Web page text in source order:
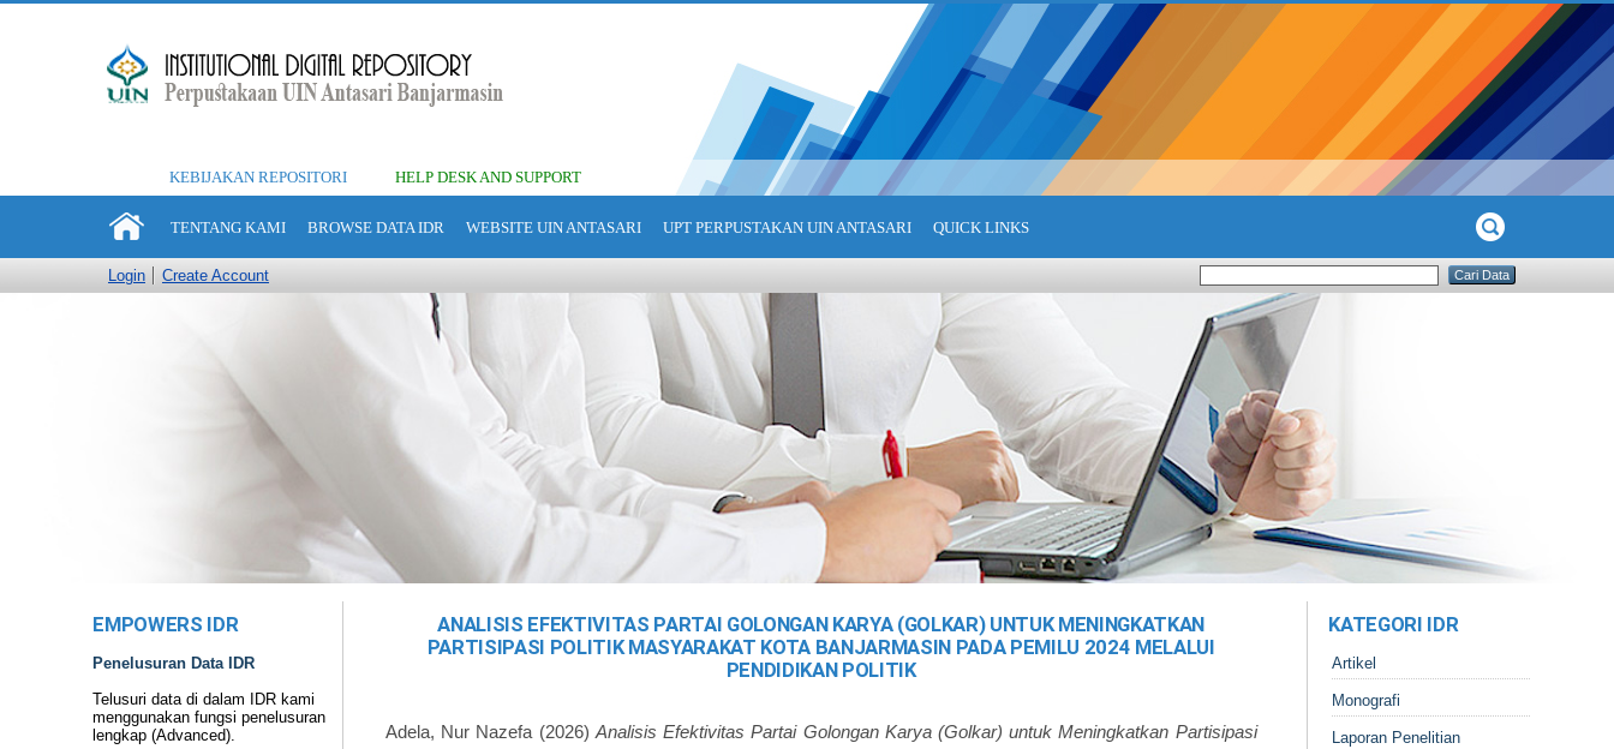
KEBIJAKAN REPOSITORI HELP DESK AND SUPPORT
TENTANG KAMI BROWSE DATA IDR WEBSITE UIN ANTASARI UPT PERPUSTAKAN UIN ANTASARI QUICK LINKS
Login Create Account
EMPOWERS IDR
Penelusuran Data IDR
Telusuri data di dalam IDR kami
menggunakan fungsi penelusuran
lengkap (Advanced).
ANALISIS EFEKTIVITAS PARTAI GOLONGAN KARYA (GOLKAR) UNTUK MENINGKATKAN
PARTISIPASI POLITIK MASYARAKAT KOTA BANJARMASIN PADA PEMILU 2024 MELALUI
PENDIDIKAN POLITIK
Adela, Nur Nazefa (2026) Analisis Efektivitas Partai Golongan Karya (Golkar) untuk Meningkatkan Partisipasi
KATEGORI IDR
Artikel
Monografi
Laporan Penelitian